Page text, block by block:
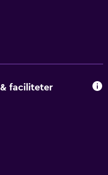
faciliteter